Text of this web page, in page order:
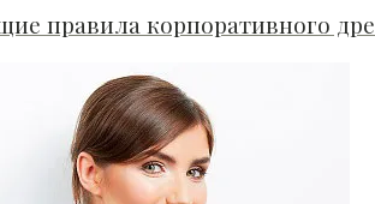
правила корпоративного